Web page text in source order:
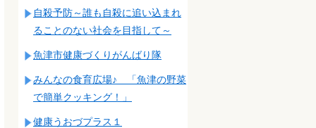
自殺予防～誰も自殺に追い込まれ
ることのない社会を目指して～
魚津市健康づくりがんばり隊
みんなの食育広場♪ 「魚津の野菜
で簡単クッキング！」
健康うおづプラス１